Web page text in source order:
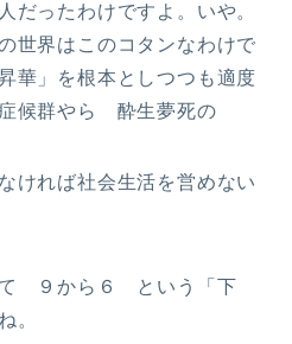
だったわけですよ。いや。
世界はこのコタンなわけで
華」を根本としつつも適度
候群やら 酔生夢死の
ければ社会生活を営めない
９から６ という「下
。